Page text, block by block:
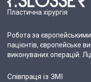
Пластична хірургія
Робота за
пацієнтів, європейське
виконуваних операцій.
Співпраця із ЗМІ